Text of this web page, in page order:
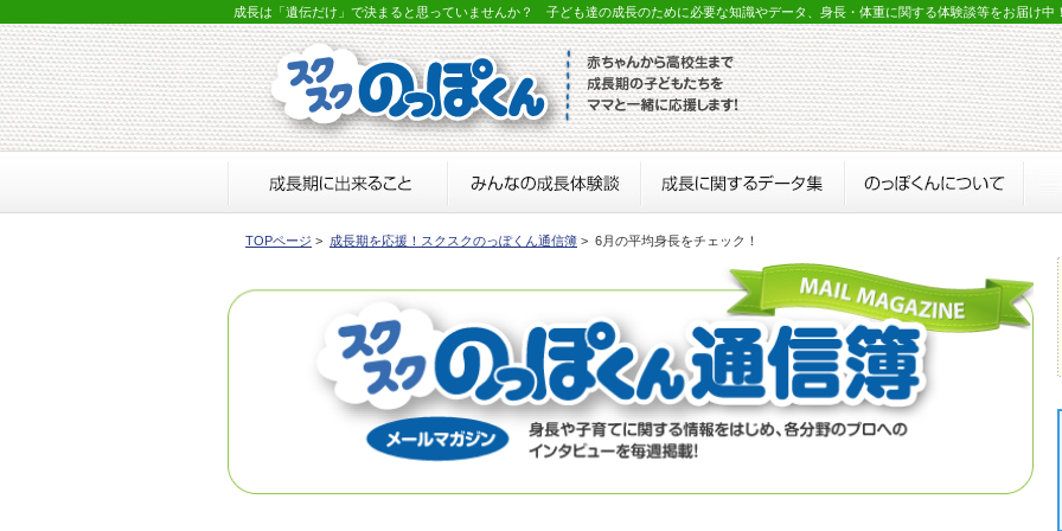
成長は「遺伝だけ」で決まると思っていませんか？ 子ども達の成長のために必要な知識やデータ、身長・体重に関する体験談等をお届け中
TOPページ > 成長期を応援！スクスクのっぽくん通信簿 > 6月の平均身長をチェック！